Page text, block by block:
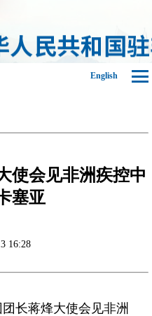
English
使会见非洲疾控中
塞亚
16:28
长蒋烽大使会见非洲